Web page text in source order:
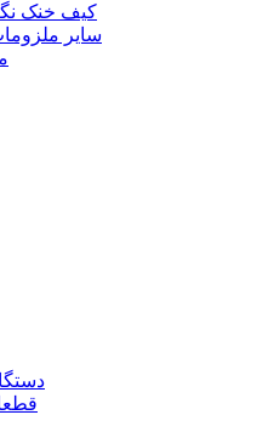
کیف خنک
سایر